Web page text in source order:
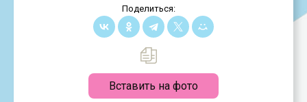
Поделиться:
Вставить на фото